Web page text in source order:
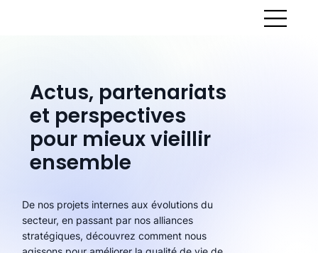
Actus, partenariats
et perspectives
pour mieux vieillir
ensemble
De nos projets internes aux évolutions du
secteur, en passant par nos alliances
stratégiques, découvrez comment nous